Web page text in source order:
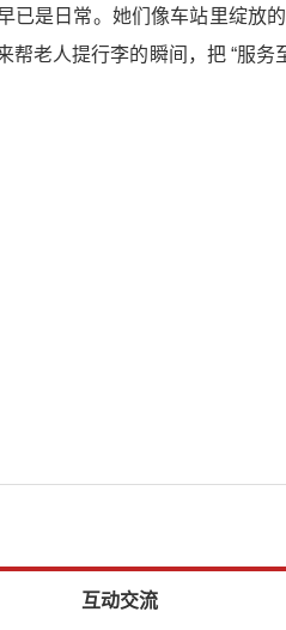
已是日常。她们像车站里绽放
老人提行李的瞬间，把 “服务
互动交流